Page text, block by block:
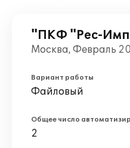
"ПКФ "Рес-
Москва, Февраль
Вариант работы
Файловый
Общее число
2